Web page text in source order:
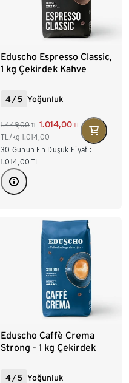
Eduscho Espresso Classic,
1 kg Çekirdek Kahve
4/5 Yoğunluk
1.449,00 TL 1.014,00TL
TL/kg 1.014,00
30 Günün En Düşük Fiyatı:
1.014,00 TL
Eduscho Caffè Crema
Strong - 1 kg Çekirdek
4/5 Yoğunluk